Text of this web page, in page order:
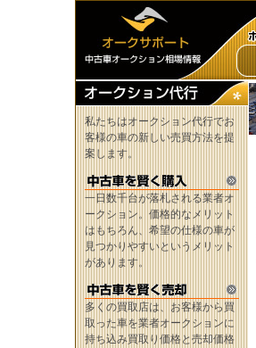
私たちはオークション代行でお
客様の車の新しい売買方法を提
案します。
一日数千台が落札される業者オ
ークション。価格的なメリット
はもちろん、希望の仕様の車が
見つかりやすいというメリット
があります。
多くの買取店は、お客様から買
取った車を業者オークションに
持ち込み買取り価格と売却価格